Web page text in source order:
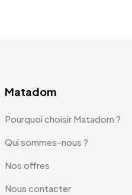
Matadom
Pourquoi choisir Matadom ?
Qui sommes-nous ?
Nos offres
Nous contacter